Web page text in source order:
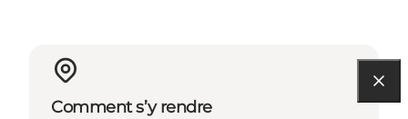
Comment s’y rendre